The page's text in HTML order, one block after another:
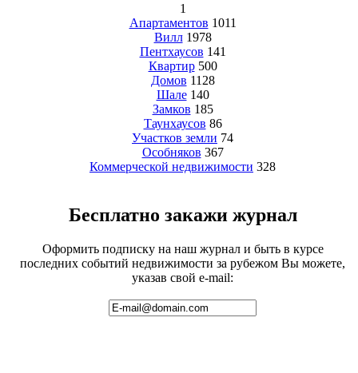
1
Апартаментов 1011
Вилл 1978
Пентхаусов 141
Квартир 500
Домов 1128
Шале 140
Замков 185
Таунхаусов 86
Участков земли 74
Особняков 367
Коммерческой недвижимости 328
Бесплатно закажи журнал
Оформить подписку на наш журнал и быть в курсе
последних событий недвижимости за рубежом Вы можете,
указав свой e-mail: